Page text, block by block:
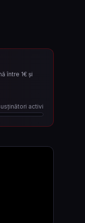
între 1€ și
activi